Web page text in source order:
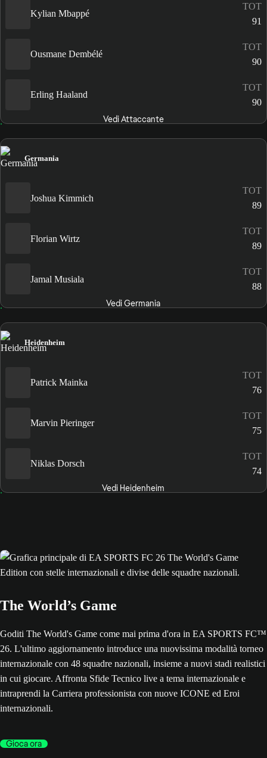
Kylian Mbappé
TOT
91
Ousmane Dembélé
TOT
90
Erling Haaland
TOT
90
Vedi Attaccante
Germania
Joshua Kimmich
TOT
89
Florian Wirtz
TOT
89
Jamal Musiala
TOT
88
Vedi Germania
Heidenheim
Patrick Mainka
TOT
76
Marvin Pieringer
TOT
75
Niklas Dorsch
TOT
74
Vedi Heidenheim
The World’s Game
Goditi The World's Game come mai prima d'ora in EA SPORTS FC™
26. L'ultimo aggiornamento introduce una nuovissima modalità torneo
internazionale con 48 squadre nazionali, insieme a nuovi stadi realistici
in cui giocare. Affronta Sfide Tecnico live a tema internazionale e
intraprendi la Carriera professionista con nuove ICONE ed Eroi
internazionali.
Gioca ora